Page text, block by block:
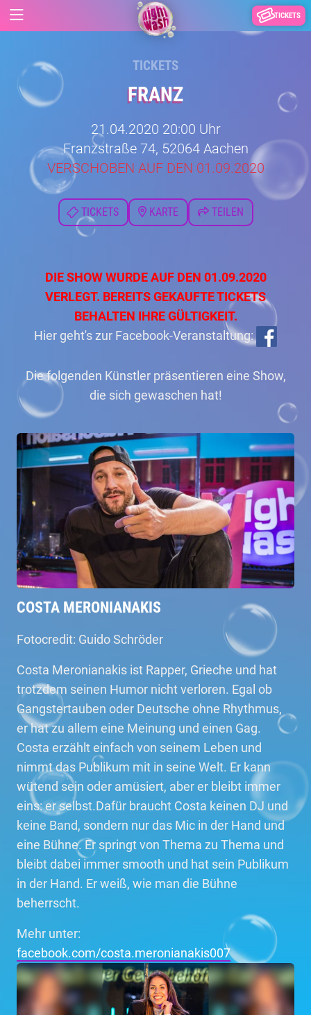
TICKETS
TICKETS
FRANZ
21.04.2020 20:00 Uhr
Franzstraße 74, 52064 Aachen
VERSCHOBEN AUF DEN 01.09.2020
TICKETS KARTE TEILEN
DIE SHOW WURDE AUF DEN 01.09.2020
VERLEGT. BEREITS GEKAUFTE TICKETS
BEHALTEN IHRE GÜLTIGKEIT.
Hier geht's zur Facebook-Veranstaltung:
Die folgenden Künstler präsentieren eine Show,
die sich gewaschen hat!
COSTA MERONIANAKIS
Fotocredit: Guido Schröder
Costa Meronianakis ist Rapper, Grieche und hat
trotzdem seinen Humor nicht verloren. Egal ob
Gangstertauben oder Deutsche ohne Rhythmus,
er hat zu allem eine Meinung und einen Gag.
Costa erzählt einfach von seinem Leben und
nimmt das Publikum mit in seine Welt. Er kann
wütend sein oder amüsiert, aber er bleibt immer
eins: er selbst.Dafür braucht Costa keinen DJ und
keine Band, sondern nur das Mic in der Hand und
eine Bühne. Er springt von Thema zu Thema und
bleibt dabei immer smooth und hat sein Publikum
in der Hand. Er weiß, wie man die Bühne
beherrscht.
Mehr unter:
facebook.com/costa.meronianakis007